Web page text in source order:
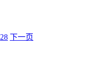
28 下一页